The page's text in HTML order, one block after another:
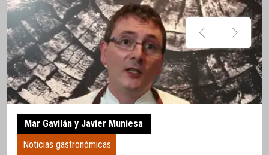
Mar Gavilán y Javier Muniesa
Noticias gastronómicas